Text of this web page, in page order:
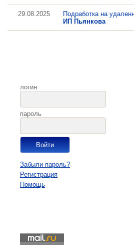
29.08.2025
Подработка на
ИП Пьянкова
логин
пароль
Забыли пароль?
Регистрация
Помощь